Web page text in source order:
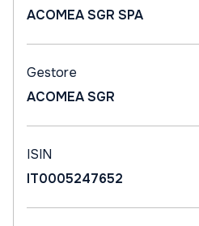
ACOMEA SGR SPA
Gestore
ACOMEA SGR
ISIN
IT0005247652